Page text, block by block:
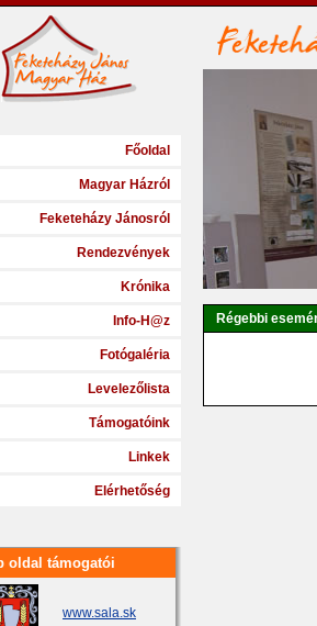
Főoldal
Magyar Házról
Feketeházy Jánosról
Rendezvények
Krónika
Info-H@z
Fotógaléria
Levelezőlista
Támogatóink
Linkek
Elérhetőség
oldal támogatói
www.sala.sk
Régebbi